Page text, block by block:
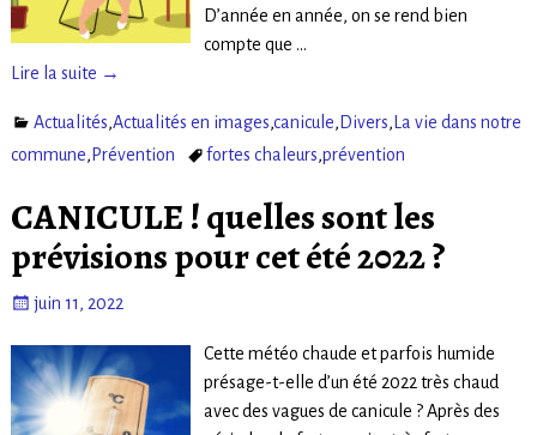
D’année en année, on se rend bien
compte que …
Lire la suite →
Actualités,Actualités en images,canicule, Divers, La vie dans notre
commune, Prévention fortes chaleurs,prévention
CANICULE ! quelles sont les
prévisions pour cet été 2022 ?
juin 11, 2022
Cette météo chaude et parfois humide
présage-t-elle d’un été 2022 très chaud
avec des vagues de canicule ? Après des